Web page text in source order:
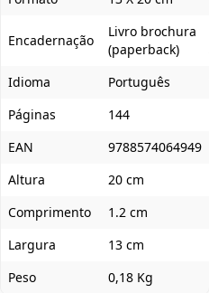
Encadernação
Livro brochura
(paperback)
Idioma
Português
Páginas
144
EAN
9788574064949
Altura
20 cm
Comprimento
1.2 cm
Largura
13 cm
Peso
0,18 Kg